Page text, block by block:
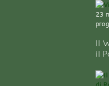
23
Il
il